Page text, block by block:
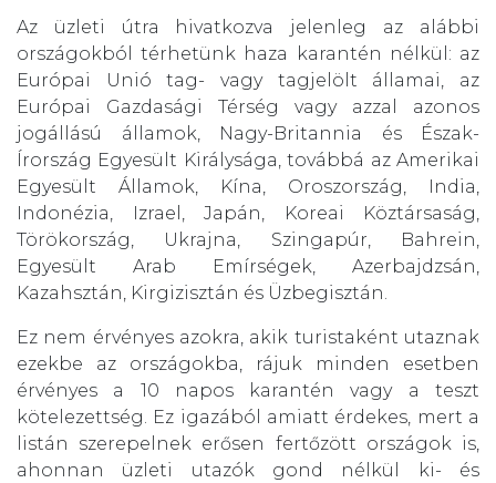
Az üzleti útra hivatkozva jelenleg az alábbi
országokból térhetünk haza karantén nélkül: az
Európai Unió tag- vagy tagjelölt államai, az
Európai Gazdasági Térség vagy azzal azonos
jogállású államok, Nagy-Britannia és Észak-
Írország Egyesült Királysága, továbbá az Amerikai
Egyesült Államok, Kína, Oroszország, India,
Indonézia, Izrael, Japán, Koreai Köztársaság,
Törökország, Ukrajna, Szingapúr, Bahrein,
Egyesült Arab Emírségek, Azerbajdzsán,
Kazahsztán, Kirgizisztán és Üzbegisztán.
Ez nem érvényes azokra, akik turistaként utaznak
ezekbe az országokba, rájuk minden esetben
érvényes a 10 napos karantén vagy a teszt
kötelezettség. Ez igazából amiatt érdekes, mert a
listán szerepelnek erősen fertőzött országok is,
ahonnan üzleti utazók gond nélkül ki- és